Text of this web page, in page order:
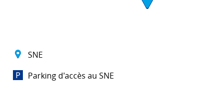
SNE
Parking d'accès au SNE